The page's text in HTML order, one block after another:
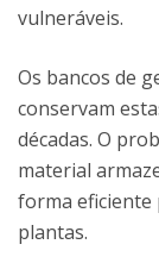
vulneráveis.
Os bancos de
conservam
décadas. O
material
forma eficiente
plantas.